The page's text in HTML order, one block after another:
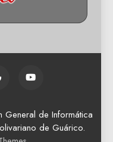
de Informática
de Guárico.